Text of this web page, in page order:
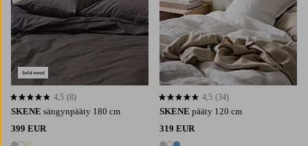
SKENE sängynpääty 180 cm
399 EUR
4,5 perustuen 8 arvosanaan
4,5 (8)
SKENE pääty 120 cm
319 EUR
4,5 perustuen 34 arvosanaan
4,5 (34)